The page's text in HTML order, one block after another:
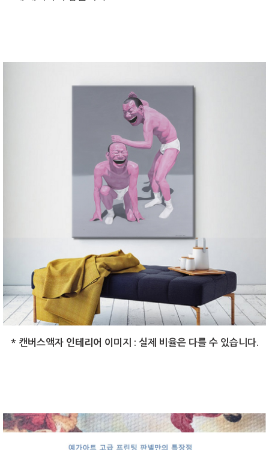
* 캔버스액자 인테리어 이미지 : 실제 비율은 다를 수 있습니다.